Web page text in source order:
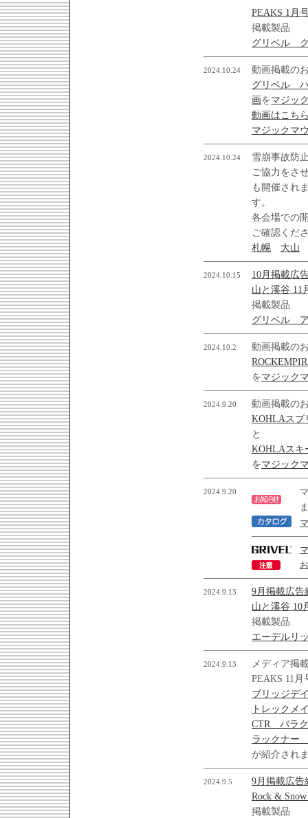
PEAKS 1月
掲載製品
グリベル
2024.10.24
動画掲載の
グリベル
画をマジッ
動画はこち
マジックマ
2024.10.24
雪崩事故防
ご協力をさ
も開催され
す。
各会場での
ご確認くだ
札幌
大山
2024.10.15
10月掲載広
山と溪谷 11
掲載製品
グリベル ア
2024.10.2
動画掲載の
をマジック
2024.9.20
動画掲載の
KOHLAスプ
と
KOHLAスキ
をマジック
2024.9.20
2024.9.13
9月掲載広告
山と溪谷 10
掲載製品
エーデルリ
2024.9.13
メディア掲
PEAKS 11月
ブリッジデ
トレック
CTR バラ
ラックナー
が紹介され
2024.9.5
9月掲載広告
Rock &
掲載製品